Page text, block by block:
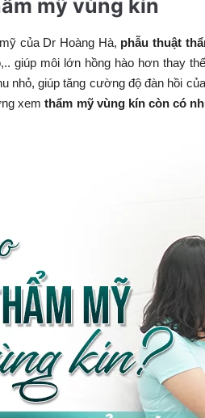
mỹ vùng kín
của Dr Hoàng Hà, phẫu thuật
giúp môi lớn hồng hào hơn thay
nhỏ, giúp tăng cường độ đàn hồi
xemthẩm mỹ vùng kín còn có